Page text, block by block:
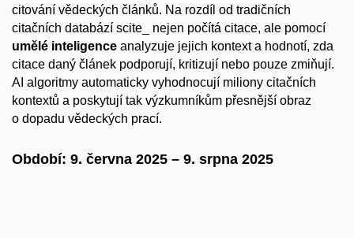
citování vědeckých článků. Na rozdíl od tradičních
citačních databází scite_ nejen počítá citace, ale pomocí
umělé inteligence analyzuje jejich kontext a hodnotí, zda
citace daný článek podporují, kritizují nebo pouze zmiňují.
AI algoritmy automaticky vyhodnocují miliony citačních
kontextů a poskytují tak výzkumníkům přesnější obraz
o dopadu vědeckých prací.
Období: 9. června 2025 – 9. srpna 2025